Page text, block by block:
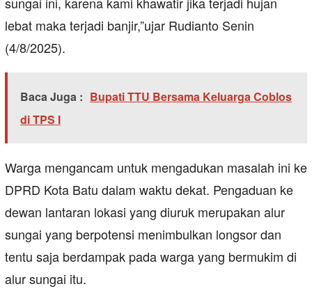
lebat maka terjadi banjir,”ujar Rudianto Senin
(4/8/2025).
Baca Juga : Bupati TTU Bersama Keluarga Coblos
di TPS I
Warga mengancam untuk mengadukan masalah ini ke
DPRD Kota Batu dalam waktu dekat. Pengaduan ke
dewan lantaran lokasi yang diuruk merupakan alur
sungai yang berpotensi menimbulkan longsor dan
tentu saja berdampak pada warga yang bermukim di
alur sungai itu.